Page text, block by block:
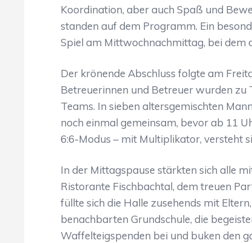
Koordination, aber auch Spaß und
standen auf dem Programm. Ein
Spiel am Mittwochnachmittag, bei
Der krönende Abschluss folgte am
Betreuerinnen und Betreuer wurden
Teams. In sieben altersgemischten
noch einmal gemeinsam, bevor ab 11
6:6-Modus – mit Multiplikator, versteht
In der Mittagspause stärkten sich alle
Ristorante Fischbachtal, dem treuen
füllte sich die Halle zusehends mit
benachbarten Grundschule, die
Waffelteigspenden bei und buken den